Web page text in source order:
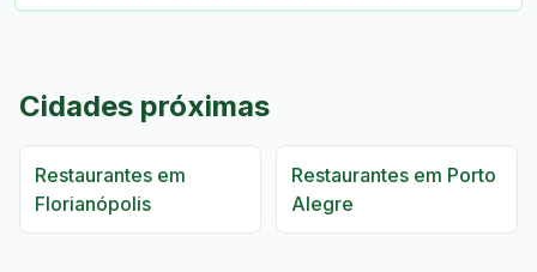
Cidades próximas
Restaurantes em
Florianópolis
Restaurantes em Porto
Alegre